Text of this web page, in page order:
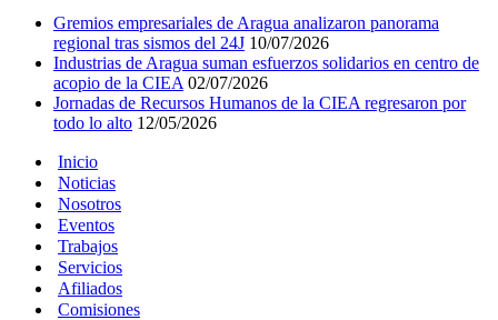
Gremios empresariales de Aragua analizaron panorama
regional tras sismos del 24J 10/07/2026
Industrias de Aragua suman esfuerzos solidarios en centro de
acopio de la CIEA 02/07/2026
Jornadas de Recursos Humanos de la CIEA regresaron por
todo lo alto 12/05/2026
Inicio
Noticias
Nosotros
Eventos
Trabajos
Servicios
Afiliados
Comisiones